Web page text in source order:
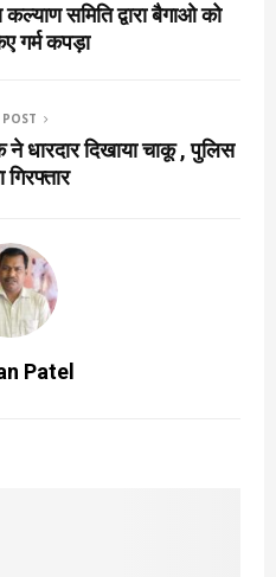
समिति द्वारा बैगाओ को
गर्म कपड़ा
धारदार दिखाया चाकू , पुलिस
गिरफ्तार
Patel